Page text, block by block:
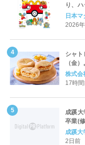
り、
定登場
日本
2026
シャ
（金
株式会
17時
成蹊
卒業(
全国
4.3pt
成蹊大
2日前